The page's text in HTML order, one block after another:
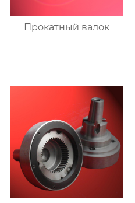
Прокатный валок